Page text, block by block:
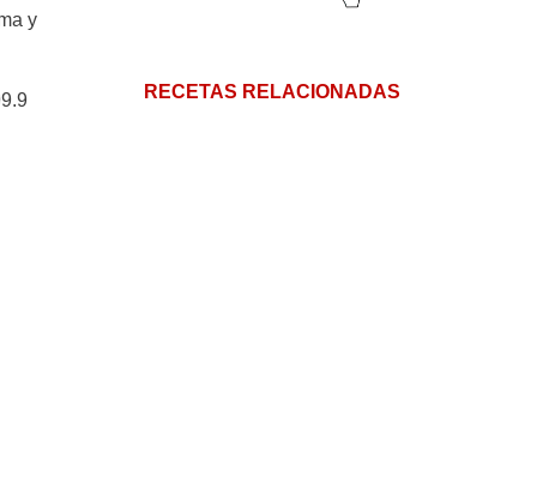
y
RECETAS RELACIONADAS